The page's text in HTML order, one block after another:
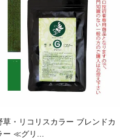
草・リコリスカラー ブレンドカ
ー ≪グリ...